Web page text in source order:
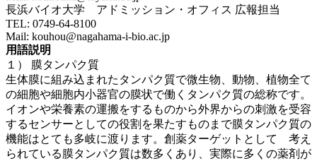
長浜バイオ大学 アドミッション・オフィス 広報担当
TEL: 0749-64-8100
Mail: kouhou@nagahama-i-bio.ac.jp
用語説明
１） 膜タンパク質
生体膜に組み込まれたタンパク質で微生物、動物、植物全て
の細胞や細胞内小器官の膜状で働くタンパク質の総称です。
イオンや栄養素の運搬をするものから外界からの刺激を受容
するセンサーとしての役割を果たすものまで膜タンパク質の
機能はとても多岐に渡ります。創薬ターゲットとして 考え
られている膜タンパク質は数多くあり、実際に多くの薬剤が